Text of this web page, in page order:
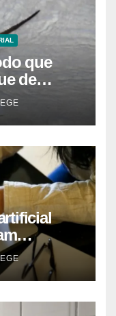
que
de
testes